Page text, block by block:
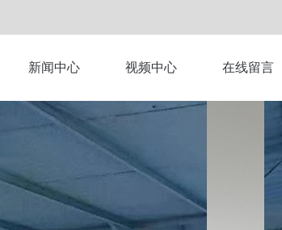
新闻中心 视频中心 在线留言